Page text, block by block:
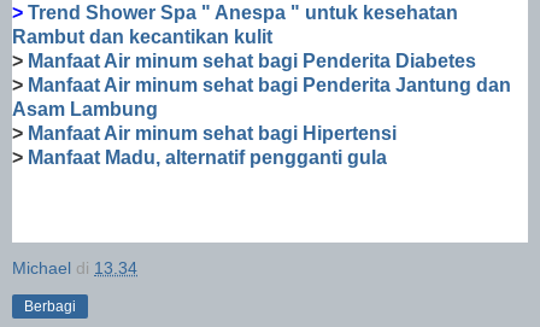
> Trend Shower Spa " Anespa " untuk kesehatan
Rambut dan kecantikan kulit
> Manfaat Air minum sehat bagi Penderita Diabetes
> Manfaat Air minum sehat bagi Penderita Jantung dan
Asam Lambung
> Manfaat Air minum sehat bagi Hipertensi
> Manfaat Madu, alternatif pengganti gula
Michael di 13.34
Berbagi